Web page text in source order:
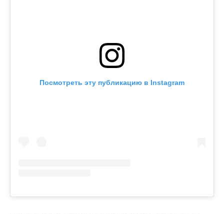
Посмотреть эту публикацию в Instagram